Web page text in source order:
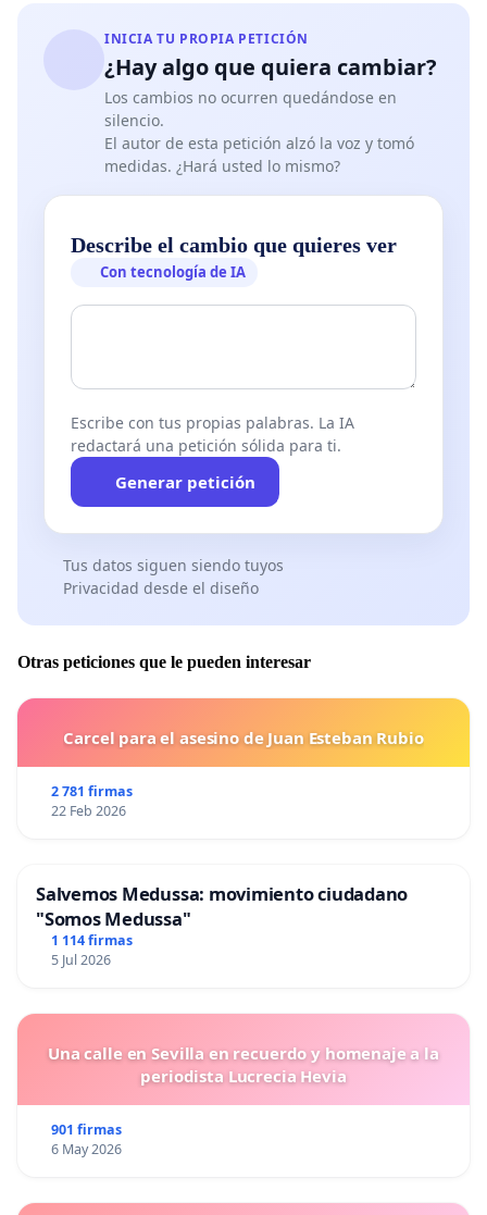
INICIA TU PROPIA PETICIÓN
¿Hay algo que quiera cambiar?
Los cambios no ocurren quedándose en
silencio.
El autor de esta petición alzó la voz y tomó
medidas. ¿Hará usted lo mismo?
Describe el cambio que quieres ver
Con tecnología de IA
Escribe con tus propias palabras. La IA
redactará una petición sólida para ti.
Generar petición
Tus datos siguen siendo tuyos
Privacidad desde el diseño
Otras peticiones que le pueden interesar
Carcel para el asesino de Juan Esteban Rubio
2 781 firmas
22 Feb 2026
Salvemos Medussa: movimiento ciudadano
"Somos Medussa"
1 114 firmas
5 Jul 2026
Una calle en Sevilla en recuerdo y homenaje a la
periodista Lucrecia Hevia
901 firmas
6 May 2026